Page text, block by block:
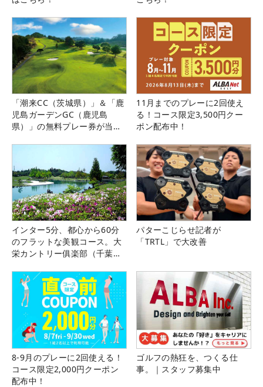
「潮来CC（茨城県）」＆「鹿
児島ガーデンGC（鹿児島
県）」の無料プレー券が当た
11月までのプレーに2回使え
る！コース限定3,500円クー
ポン配布中！
インター5分、都心から60分
のフラットな美観コース。大
栄カントリー俱楽部（千葉
パターこじらせ記者が
「TRTL」で大改善
8-9月のプレーに2回使える！
コース限定2,000円クーポン
配布中！
ゴルフの熱狂を、つくる仕
事。｜スタッフ募集中